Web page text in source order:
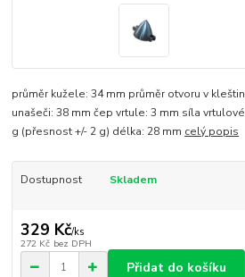
průměr kužele: 34 mm průměr otvoru v
unašeči: 38 mm čep vrtule: 3 mm síla
g (přesnost +/- 2 g) délka: 28 mm celý popis
Dostupnost Skladem
329 Kč/ks
272 Kč bez DPH
Přidat do košíku